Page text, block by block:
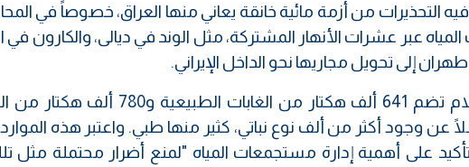
التحذيرات من أزمة مائية خانقة يعاني منها العراق، خصوصاً في
عبر عشرات الأنهار المشتركة، مثل الوند في ديالى، والكارون في
إلى تحويل مجاريها نحو الداخل الإيراني.
وأشار محمديان إلى أن محافظة إيلام تضم 641 ألف هكتار من الغابات
عن وجود أكثر من ألف نوع نباتي، كثير منها طبي. واعتبر هذه
على أهمية إدارة مستجمعات المياه "لمنع أضرار محتملة مثل